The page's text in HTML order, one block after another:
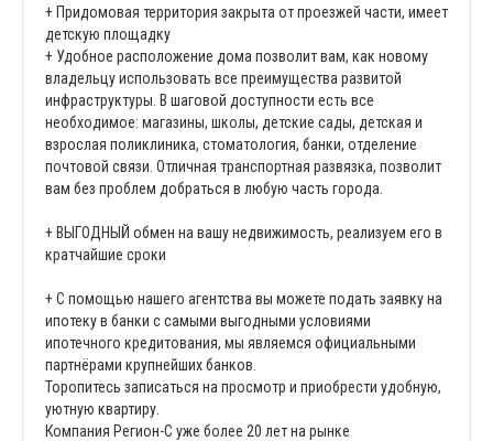
+ Придомовая территория закрыта от проезжей части, имеет
детскую площадку
+ Удобное расположение дома позволит вам, как новому
владельцу использовать все преимущества развитой
инфраструктуры. В шаговой доступности есть все
необходимое: магазины, школы, детские сады, детская и
взрослая поликлиника, стоматология, банки, отделение
почтовой связи. Отличная транспортная развязка, позволит
вам без проблем добраться в любую часть города.
+ ВЫГОДНЫЙ обмен на вашу недвижимость, реализуем его в
кратчайшие сроки
+ С помощью нашего агентства вы можете подать заявку на
ипотеку в банки с самыми выгодными условиями
ипотечного кредитования, мы являемся официальными
партнёрами крупнейших банков.
Торопитесь записаться на просмотр и приобрести удобную,
уютную квартиру.
Компания Регион-С уже более 20 лет на рынке